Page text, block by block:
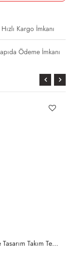
Hızlı Kargo İmkanı
Ödeme İmkanı
Gül Sevde Tasarım Takım Tesettür Giyim Gül